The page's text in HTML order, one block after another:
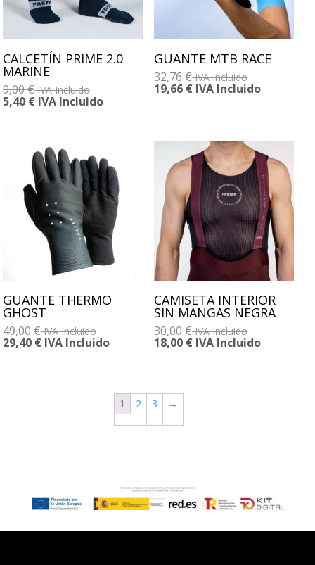
CALCETÍN PRIME 2.0
MARINE
9,00€ IVA Incluido
5,40 € IVA Incluido
GUANTE MTB RACE
32,76€ IVA Incluido
19,66 € IVA Incluido
GUANTE THERMO
GHOST
49,00€ IVA Incluido
29,40 € IVA Incluido
CAMISETA INTERIOR
SIN MANGAS NEGRA
30,00€ IVA Incluido
18,00 € IVA Incluido
1 2 3 →